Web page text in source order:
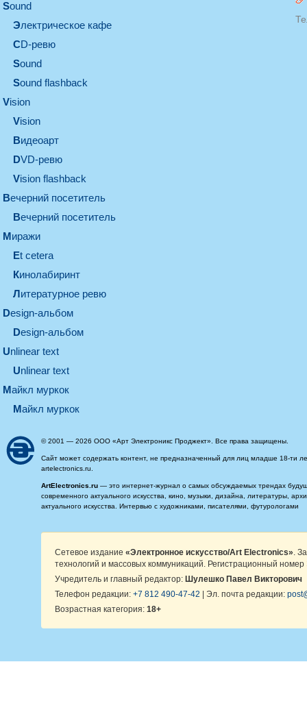
sound
электрическое кафе
CD-ревю
sound
Sound flashback
vision
vision
видеоарт
DVD-ревю
Vision flashback
вечерний посетитель
вечерний посетитель
миражи
et cetera
кинолабиринт
литературное ревю
design-альбом
design-альбом
unlinear text
Unlinear text
майкл муркок
майкл муркок
© 2001 — 2026 ООО «Арт Электроникс Проджект». Все права защищены.
Сайт может содержать контент, не предназначенный для лиц младше 18-ти
artelectronics.ru.
ArtElectronics.ru — это интернет-журнал о самых обсуждаемых трендах
современного актуального искусства, кино, музыки, дизайна, литературы,
актуального искусства. Интервью с художниками, писателями, футурологами
Сетевое издание «Электронное искусство/Art Electronics» .
технологий и массовых коммуникаций. Регистрационный
Учредитель и главный редактор: Шулешко Павел Викторович
Телефон редакции: +7 812 490-47-42 | Эл. почта редакции:
Возрастная категория: 18+